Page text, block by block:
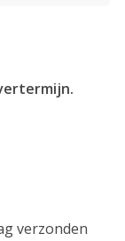
verzonden